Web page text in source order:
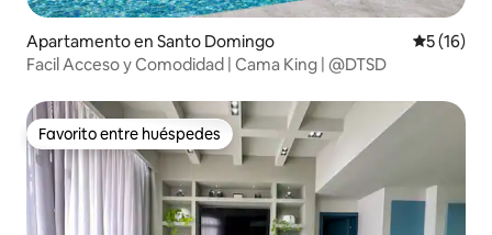
Apartamento en Santo Domingo
5 (16)
Facil Acceso y Comodidad | Cama King | @DTSD
Favorito entre huéspedes
Favorito entre huéspedes